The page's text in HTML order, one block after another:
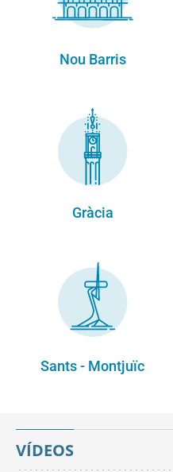
Nou Barris
Gràcia
Sants - Montjuïc
VÍDEOS